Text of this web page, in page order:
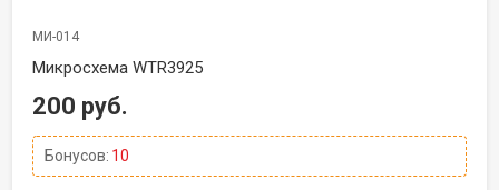
МИ-014
Микросхема WTR3925
200 руб.
Бонусов: 10